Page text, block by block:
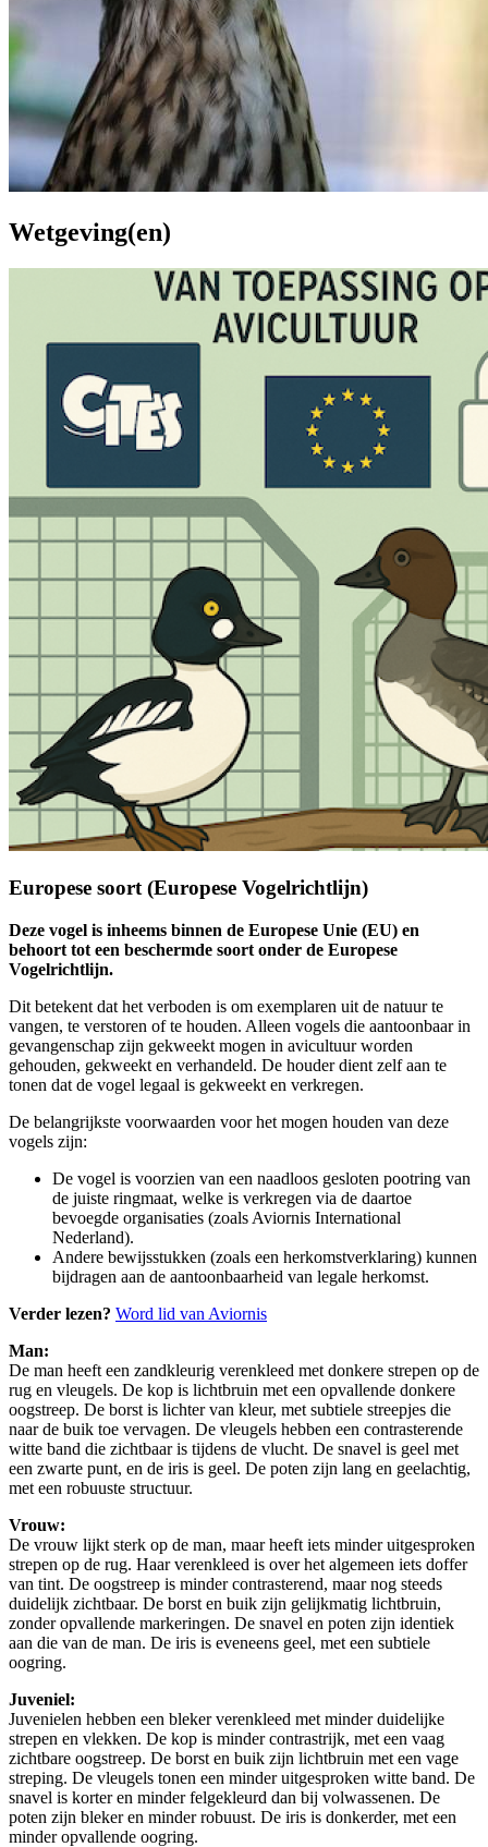
Wetgeving(en)
Europese soort (Europese Vogelrichtlijn)
Deze vogel is inheems binnen de Europese Unie (EU) en
behoort tot een beschermde soort onder de Europese
Vogelrichtlijn.
Dit betekent dat het verboden is om exemplaren uit de natuur te
vangen, te verstoren of te houden. Alleen vogels die aantoonbaar in
gevangenschap zijn gekweekt mogen in avicultuur worden
gehouden, gekweekt en verhandeld. De houder dient zelf aan te
tonen dat de vogel legaal is gekweekt en verkregen.
De belangrijkste voorwaarden voor het mogen houden van deze
vogels zijn:
De vogel is voorzien van een naadloos gesloten pootring van
de juiste ringmaat, welke is verkregen via de daartoe
bevoegde organisaties (zoals Aviornis International
Nederland).
Andere bewijsstukken (zoals een herkomstverklaring) kunnen
bijdragen aan de aantoonbaarheid van legale herkomst.
Verder lezen? Word lid van Aviornis
Man:
De man heeft een zandkleurig verenkleed met donkere strepen op de
rug en vleugels. De kop is lichtbruin met een opvallende donkere
oogstreep. De borst is lichter van kleur, met subtiele streepjes die
naar de buik toe vervagen. De vleugels hebben een contrasterende
witte band die zichtbaar is tijdens de vlucht. De snavel is geel met
een zwarte punt, en de iris is geel. De poten zijn lang en geelachtig,
met een robuuste structuur.
Vrouw:
De vrouw lijkt sterk op de man, maar heeft iets minder uitgesproken
strepen op de rug. Haar verenkleed is over het algemeen iets doffer
van tint. De oogstreep is minder contrasterend, maar nog steeds
duidelijk zichtbaar. De borst en buik zijn gelijkmatig lichtbruin,
zonder opvallende markeringen. De snavel en poten zijn identiek
aan die van de man. De iris is eveneens geel, met een subtiele
oogring.
Juveniel:
Juvenielen hebben een bleker verenkleed met minder duidelijke
strepen en vlekken. De kop is minder contrastrijk, met een vaag
zichtbare oogstreep. De borst en buik zijn lichtbruin met een vage
streping. De vleugels tonen een minder uitgesproken witte band. De
snavel is korter en minder felgekleurd dan bij volwassenen. De
poten zijn bleker en minder robuust. De iris is donkerder, met een
minder opvallende oogring.